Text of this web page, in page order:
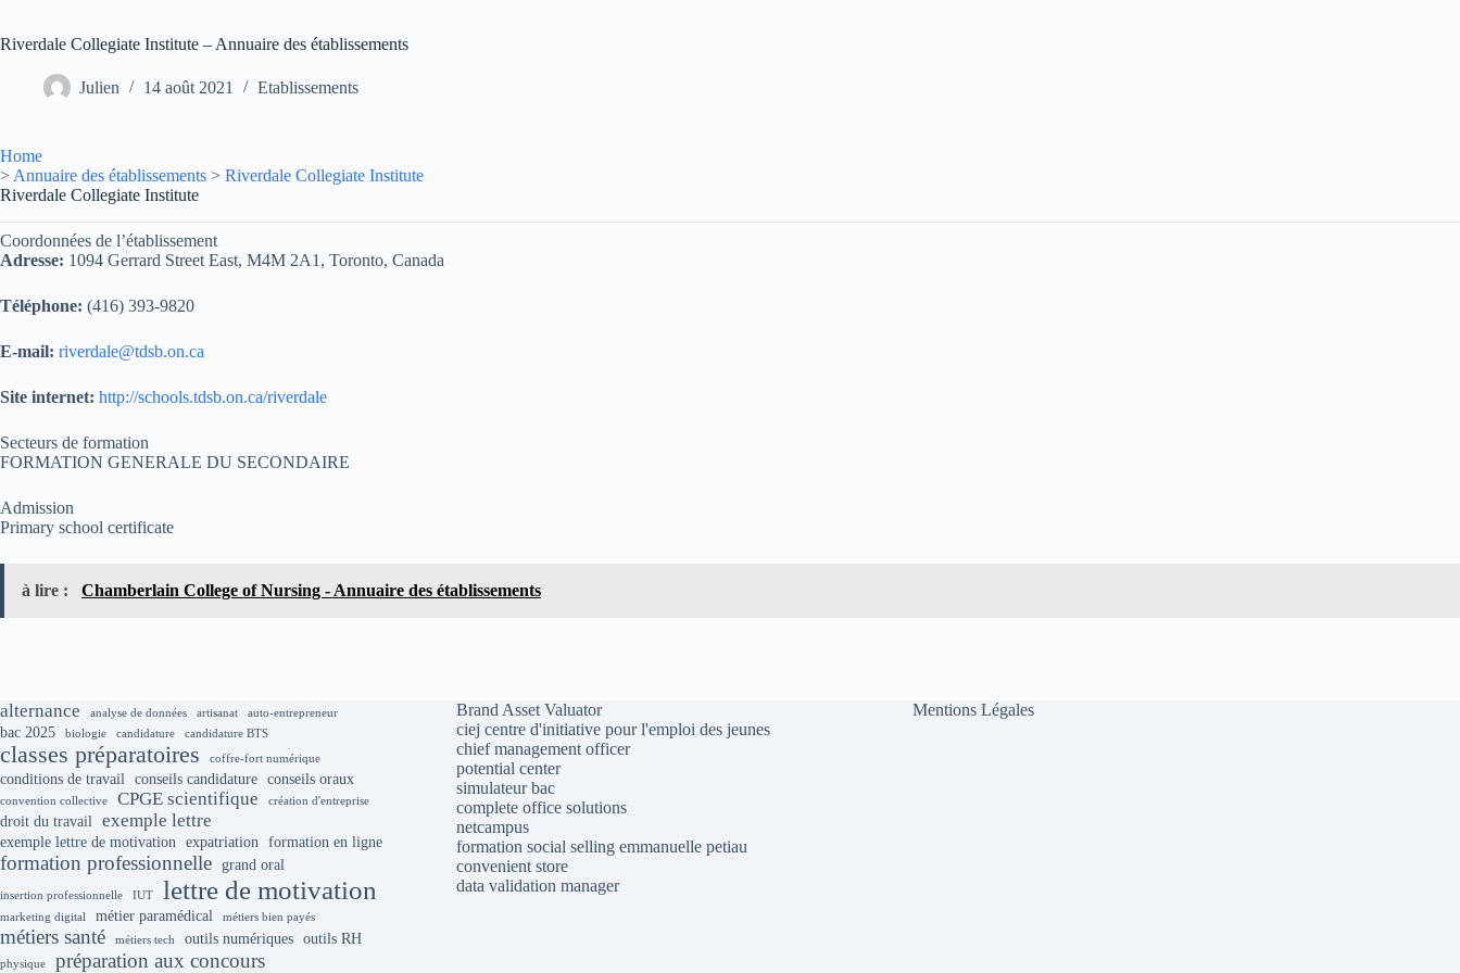
Riverdale Collegiate Institute – Annuaire des établissements
Julien 14 août 2021 Etablissements
Home
> Annuaire des établissements > Riverdale Collegiate Institute
Riverdale Collegiate Institute
Coordonnées de l’établissement
Adresse: 1094 Gerrard Street East, M4M 2A1, Toronto, Canada
Téléphone: (416) 393-9820
E-mail: riverdale@tdsb.on.ca
Site internet: http://schools.tdsb.on.ca/riverdale
Secteurs de formation
FORMATION GENERALE DU SECONDAIRE
Admission
Primary school certificate
à lire : Chamberlain College of Nursing - Annuaire des établissements
alternance analyse de données artisanat auto-entrepreneur
bac 2025 biologie candidature candidature BTS
classes préparatoires coffre-fort numérique
conditions de travail conseils candidature conseils oraux
convention collective CPGE scientifique création d'entreprise
droit du travail exemple lettre
exemple lettre de motivation expatriation formation en ligne
formation professionnelle grand oral
insertion professionnelle IUT lettre de motivation
marketing digital métier paramédical métiers bien payés
métiers santé métiers tech outils numériques outils RH
physique préparation aux concours
Brand Asset Valuator
ciej centre d'initiative pour l'emploi des jeunes
chief management officer
potential center
simulateur bac
complete office solutions
netcampus
formation social selling emmanuelle petiau
convenient store
data validation manager
Mentions Légales